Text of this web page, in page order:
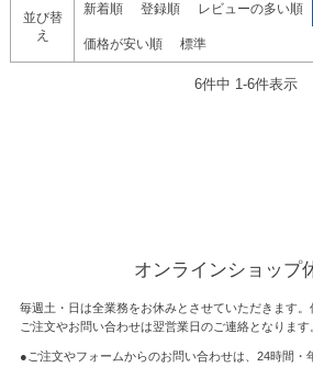
並び替
え
新着順 登録順 レビューの多い順
価格が安い順 標準
6件中 1-6件表示
オンラインショップ
毎週土・日は全業務をお休みとさせていただきます
ご注文やお問い合わせは翌営業日のご連絡となります
●ご注文やフォームからのお問い合わせは、 24時間・